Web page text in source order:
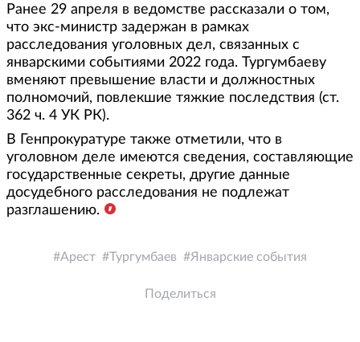
Ранее 29 апреля в ведомстве рассказали о том,
что экс-министр задержан в рамках
расследования уголовных дел, связанных с
январскими событиями 2022 года. Тургумбаеву
вменяют превышение власти и должностных
полномочий, повлекшие тяжкие последствия (ст.
362 ч. 4 УК РК).
В Генпрокуратуре также отметили, что в
уголовном деле имеются сведения, составляющие
государственные секреты, другие данные
досудебного расследования не подлежат
разглашению.
Арест Тургумбаев Январские события
Поделиться